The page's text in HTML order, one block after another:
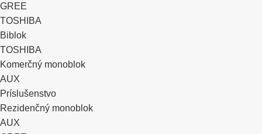
GREE
TOSHIBA
Biblok
TOSHIBA
Komerčný monoblok
AUX
Príslušenstvo
Rezidenčný monoblok
AUX